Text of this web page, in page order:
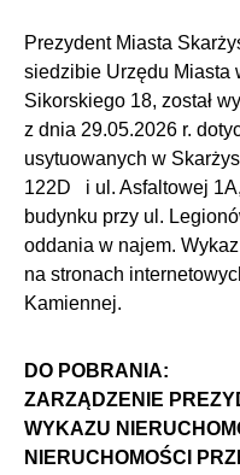
Prezydent Miasta
siedzibie Urzędu Miasta
Sikorskiego 18, został
z dnia 29.05.2026 r.
usytuowanych w
122D i ul. Asfaltowej
budynku przy ul.
oddania w najem.
na stronach
Kamiennej.
DO POBRANIA:
ZARZĄDZENIE
WYKAZU
NIERUCHOMOŚCI